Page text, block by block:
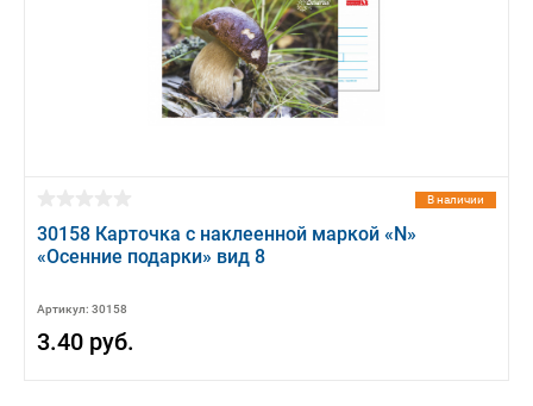
В наличии
30158 Карточка с наклеенной маркой «N»
«Осенние подарки» вид 8
Артикул: 30158
3.40 руб.